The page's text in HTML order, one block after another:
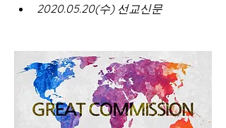
2020.05.20(수) 선교신문